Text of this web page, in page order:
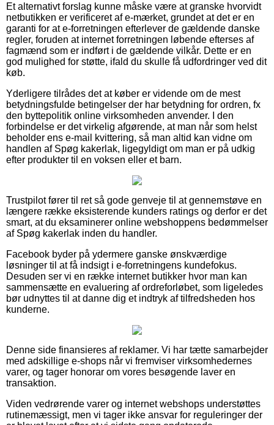
Et alternativt forslag kunne måske være at granske hvorvidt
netbutikken er verificeret af e-mærket, grundet at det er en
garanti for at e-forretningen efterlever de gældende danske
regler, foruden at internet forretningen løbende efterses af
fagmænd som er indført i de gældende vilkår. Dette er en
god mulighed for støtte, ifald du skulle få udfordringer ved dit
køb.
Yderligere tilrådes det at køber er vidende om de mest
betydningsfulde betingelser der har betydning for ordren, fx
den byttepolitik online virksomheden anvender. I den
forbindelse er det virkelig afgørende, at man når som helst
beholder ens e-mail kvittering, så man altid kan vidne om
handlen af Spøg kakerlak, ligegyldigt om man er på udkig
efter produkter til en voksen eller et barn.
Trustpilot fører til ret så gode genveje til at gennemstøve en
længere række eksisterende kunders ratings og derfor er det
smart, at du eksaminerer online webshoppens bedømmelser
af Spøg kakerlak inden du handler.
Facebook byder på ydermere ganske ønskværdige
løsninger til at få indsigt i e-forretningens kundefokus.
Desuden ser vi en række internet butikker hvor man kan
sammensætte en evaluering af ordreforløbet, som ligeledes
bør udnyttes til at danne dig et indtryk af tilfredsheden hos
kunderne.
Denne side finansieres af reklamer. Vi har tætte samarbejder
med adskillige e-shops når vi fremviser virksomhedernes
varer, og tager honorar om vores besøgende laver en
transaktion.
Viden vedrørende varer og internet webshops understøttes
rutinemæssigt, men vi tager ikke ansvar for reguleringer der